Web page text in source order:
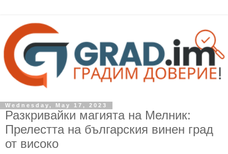
Wednesday, May 17, 2023
Разкривайки магията на Мелник:
Прелестта на българския винен град
от високо